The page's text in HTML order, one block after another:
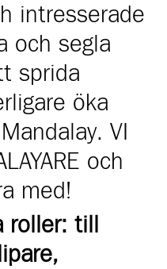
intresserade
och segla
sprida
öka
VI
och
med!
roller: till